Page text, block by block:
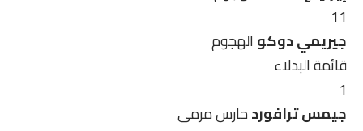
11
جيريمي دوكوالهجوم
قائمة البدلاء
1
جيمس ترافوردحارس مرمى